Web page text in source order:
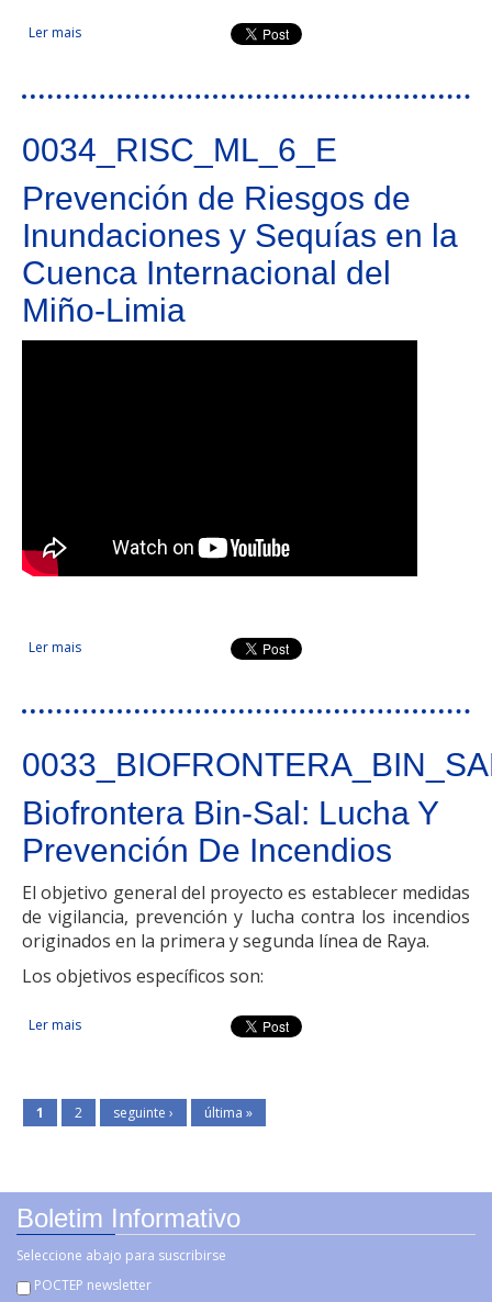
Ler mais acerca de CILIFO. Centro Ibérico para la Investigación y Lucha
contra Incendios Forestales
0034_RISC_ML_6_E
Prevención de Riesgos de
Inundaciones y Sequías en la
Cuenca Internacional del
Miño-Limia
Ler mais acerca de Prevención de Riesgos de Inundaciones y Sequías
en la Cuenca Internacional del Miño-Limia
Biofrontera Bin-Sal: Lucha Y
Prevención De Incendios
El objetivo general del proyecto es establecer medidas
de vigilancia, prevención y lucha contra los incendios
originados en la primera y segunda línea de Raya.
Los objetivos específicos son:
Ler mais acerca de Biofrontera Bin-Sal: Lucha Y Prevención De
1 2 seguinte › última »
Boletim Informativo
Seleccione abajo para suscribirse
POCTEP newsletter